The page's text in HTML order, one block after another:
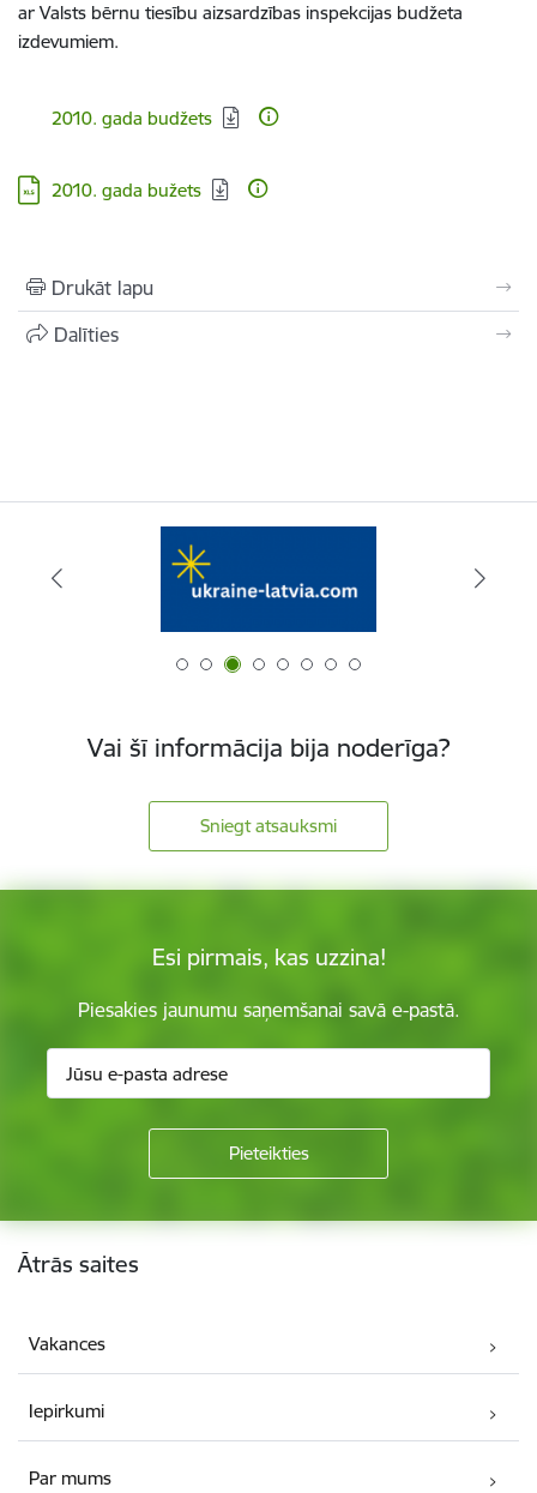
ar Valsts bērnu tiesību aizsardzības inspekcijas budžeta
izdevumiem.
Lejupielādēt:
2010. gada budžets
Lejupielādēt:
2010. gada bužets
Drukāt lapu
Dalīties
Vai šī informācija bija noderīga?
Sniegt atsauksmi
Esi pirmais, kas uzzina!
Piesakies jaunumu saņemšanai savā e-pastā.
Kājene
Ātrās saites
Vakances
Iepirkumi
Par mums